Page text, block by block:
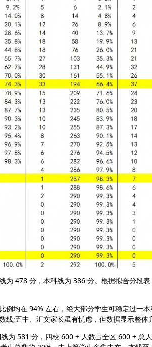
478 分，本科线为 386 分。根据拟合分段表
均在 94% 左右，绝大部分学生可稳定过一
线;五中、汇文家长虽有忧虑，但数据显示整体
581 分，四校 600 + 人数占全区 600 + 总